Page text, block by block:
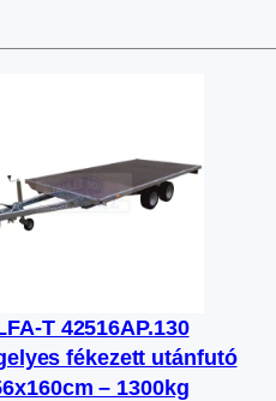
T 42516AP.130
fékezett utánfutó
– 1300kg